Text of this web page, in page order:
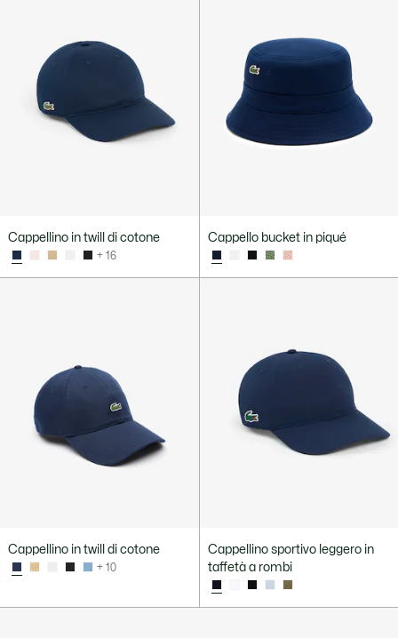
Cappellino in twill di cotone
+ 16
Cappello bucket in piqué
Cappellino in twill di cotone
+ 10
Cappellino sportivo leggero in
taffetà a rombi